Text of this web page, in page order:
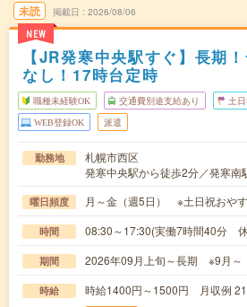
未読
NEW
掲載日 2026/08/06
【JR発寒中央駅すぐ】長期
なし！17時台定時
職種未経験OK 交通費別途支給あり 土
WEB登録OK 派遣
勤務地
札幌市西区
発寒中央駅から徒歩2分／発寒南
曜日頻度 月～金（週5日） ※土日祝おやす
時間 08:30～17:30(実働7時間40分
期間 2026年09月上旬～長期 ※9月～
時給 時給1400円～1500円 月収例